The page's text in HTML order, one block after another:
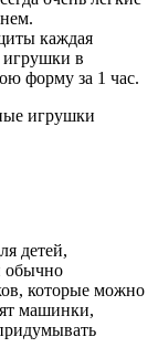
каждая
игрушки в
форму за 1 час.
игрушки
детей,
обычно
которые можно
машинки,